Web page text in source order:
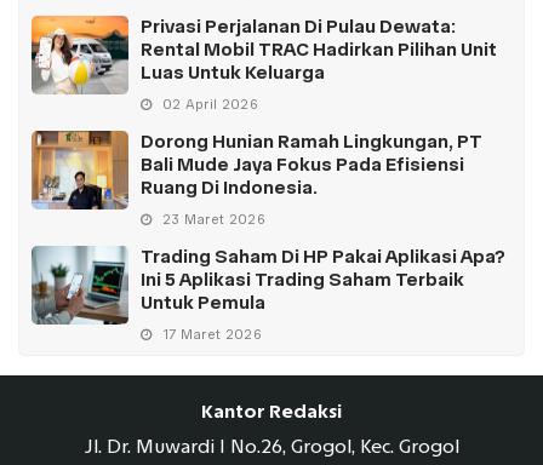
Privasi Perjalanan Di Pulau Dewata:
Rental Mobil TRAC Hadirkan Pilihan Unit
Luas Untuk Keluarga
02 April 2026
Dorong Hunian Ramah Lingkungan, PT
Bali Mude Jaya Fokus Pada Efisiensi
Ruang Di Indonesia.
23 Maret 2026
Trading Saham Di HP Pakai Aplikasi Apa?
Ini 5 Aplikasi Trading Saham Terbaik
Untuk Pemula
17 Maret 2026
Kantor Redaksi
Jl. Dr. Muwardi I No.26, Grogol, Kec. Grogol